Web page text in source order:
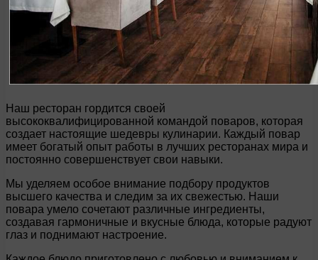
Наш ресторан гордится своей
высококвалифицированной командой поваров, которая
создает настоящие шедевры кулинарии. Каждый повар
имеет богатый опыт работы в лучших ресторанах мира и
постоянно совершенствует свои навыки.
Мы уделяем особое внимание подбору продуктов
высшего качества и следим за их свежестью. Наши
повара умело сочетают различные ингредиенты,
создавая гармоничные и вкусные блюда, которые радуют
глаз и поднимают настроение.